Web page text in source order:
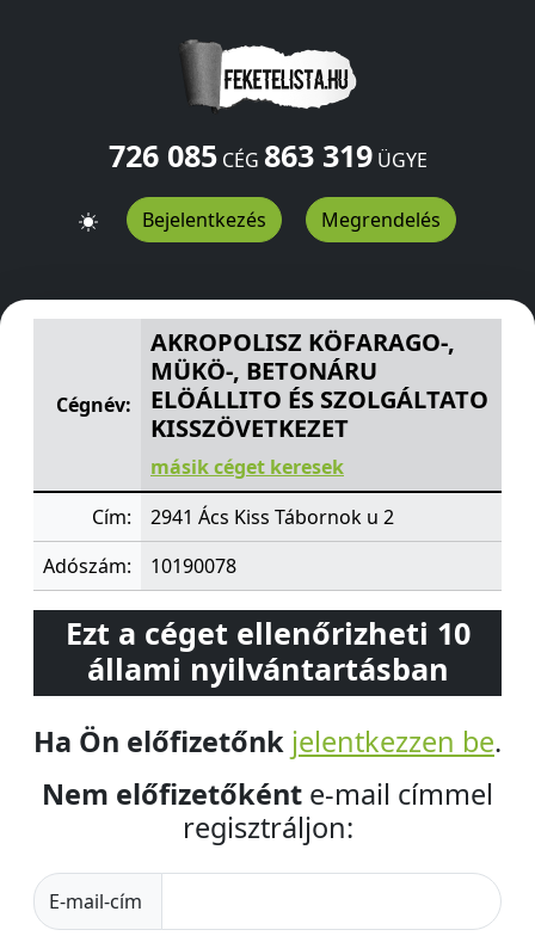
726 085CÉG 863 319ÜGYE
Bejelentkezés Megrendelés
AKROPOLISZ KÖFARAGO-, MÜKÖ-, BETONÁRU
Cégnév:
AKROPOLISZ KÖFARAGO-,
MÜKÖ-, BETONÁRU
ELÖÁLLITO ÉS SZOLGÁLTATO
KISSZÖVETKEZET
másik céget keresek
Cím:
2941 Ács Kiss Tábornok u 2
Adószám:
10190078
Ezt a céget ellenőrizheti 10
állami nyilvántartásban
Ha Ön előfizetőnk jelentkezzen be.
Nem előfizetőként e-mail címmel
regisztráljon:
E-mail-cím